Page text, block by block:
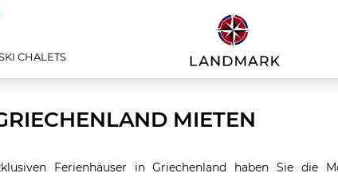
CHALETS
MIETEN
Ferienhäuser in Griechenland haben Sie die